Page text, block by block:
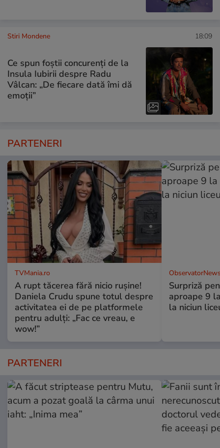
Stiri Mondene 18:09
Ce spun foștii concurenți de la
Insula Iubirii despre Radu
Vâlcan: „De fiecare dată îmi dă
emoții”
PARTENERI
TVMania.ro
A rupt tăcerea fără nicio rușine!
Daniela Crudu spune totul despre
activitatea ei de pe platformele
pentru adulți: „Fac ce vreau, e
wow!”
Surpriză
aproape 9
la niciun
PARTENERI